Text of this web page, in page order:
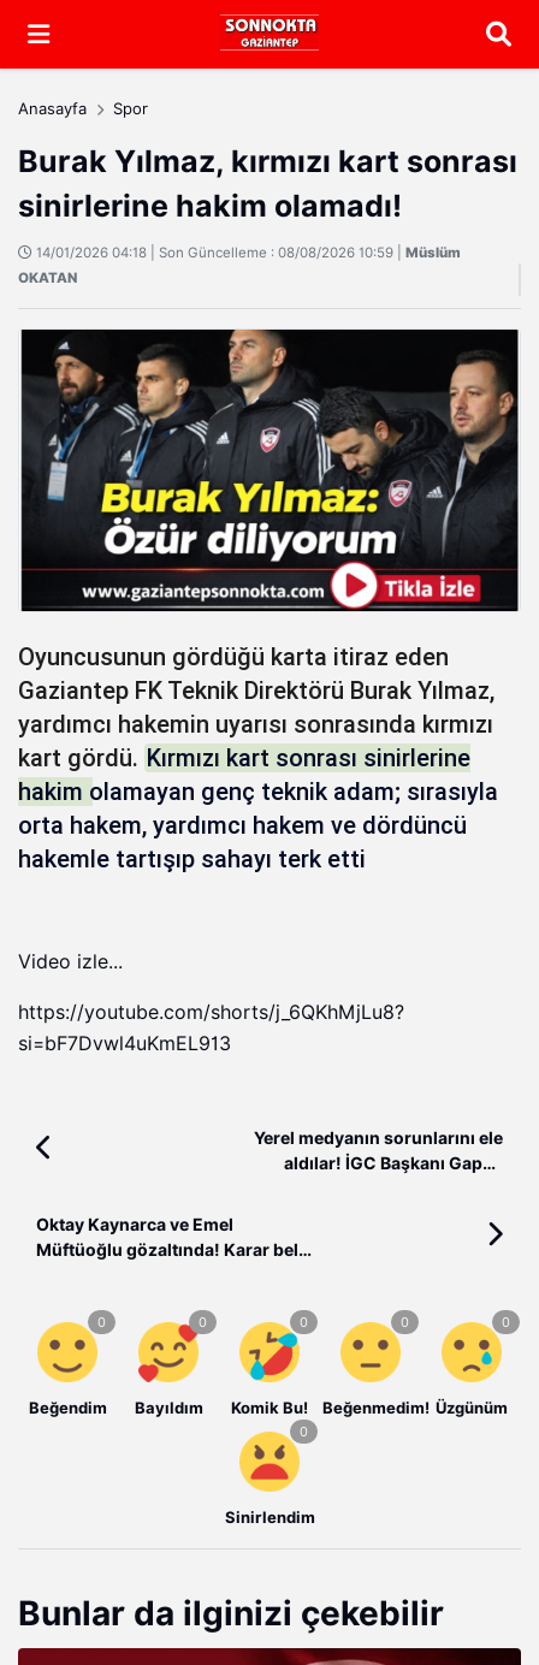
Arama
Anasayfa Spor
Burak Yılmaz, kırmızı kart sonrası
sinirlerine hakim olamadı!
14/01/2026 04:18 | Son Güncelleme : 08/08/2026 10:59 | Müslüm
OKATAN
Oyuncusunun gördüğü karta itiraz eden
Gaziantep FK Teknik Direktörü Burak Yılmaz,
yardımcı hakemin uyarısı sonrasında kırmızı
kart gördü. Kırmızı kart sonrası sinirlerine
hakim olamayan genç teknik adam; sırasıyla
orta hakem, yardımcı hakem ve dördüncü
hakemle tartışıp sahayı terk etti
Video izle...
https://youtube.com/shorts/j_6QKhMjLu8?
si=bF7Dvwl4uKmEL913
Yerel medyanın sorunlarını ele
aldılar! İGC Başkanı Gappi:
Oktay Kaynarca ve Emel
Müftüoğlu gözaltında! Karar belli
Beğendim Bayıldım Komik Bu! Beğenmedim! Üzgünüm
Sinirlendim
Bunlar da ilginizi çekebilir